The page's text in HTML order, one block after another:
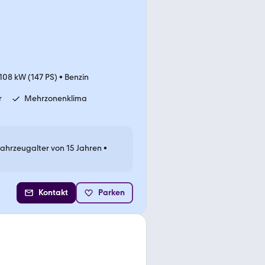
kW (147 PS) • Benzin
Mehrzonenklima
von 15 Jahren •
Kontakt Parken